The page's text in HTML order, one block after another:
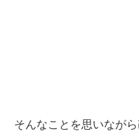
そんなことを思いなが